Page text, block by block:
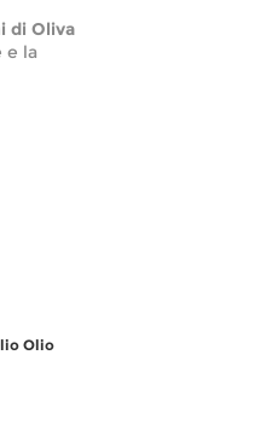
di Oliva
e la
Olio